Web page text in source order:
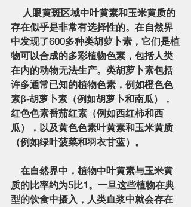
存在似乎是非常有选择性的。在自然界
中发现了600多种类胡萝卜素，它们是植
物可以合成的多彩植物色素，包括人类
在内的动物无法生产。类胡萝卜素包括
许多通常已知的植物色素，例如橙色色
素β-胡萝卜素（例如胡萝卜和南瓜），
红色色素番茄红素（例如西红柿和西
瓜），以及黄色色素叶黄素和玉米黄质
（例如绿叶菠菜和羽衣甘蓝）。
质的比率约为5比1。一旦这些植物在典
型的饮食中摄入，人类血浆中就会存在